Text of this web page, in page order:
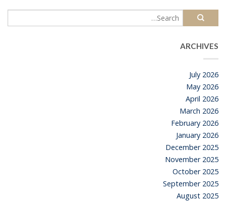
ARCHIVES
July 2026
May 2026
April 2026
March 2026
February 2026
January 2026
December 2025
November 2025
October 2025
September 2025
August 2025